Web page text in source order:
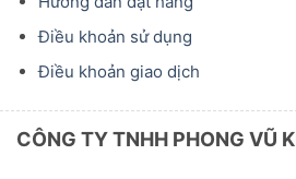
Điều khoản sử dụng
Điều khoản giao dịch
CÔNG TY TNHH PHONG VŨ